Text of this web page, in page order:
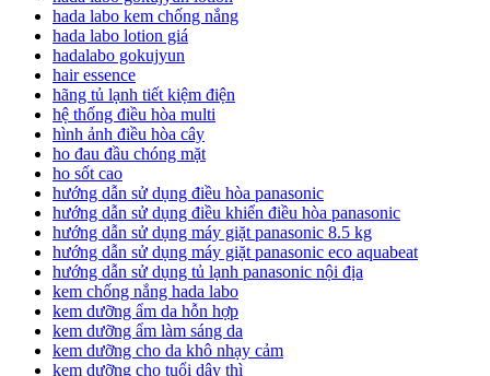
hada labo kem chống nắng
hada labo lotion giá
hadalabo gokujyun
hair essence
hãng tủ lạnh tiết kiệm điện
hệ thống điều hòa multi
hình ảnh điều hòa cây
ho đau đầu chóng mặt
ho sốt cao
hướng dẫn sử dụng điều hòa panasonic
hướng dẫn sử dụng điều khiển điều hòa panasonic
hướng dẫn sử dụng máy giặt panasonic 8.5 kg
hướng dẫn sử dụng máy giặt panasonic eco aquabeat
hướng dẫn sử dụng tủ lạnh panasonic nội địa
kem chống nắng hada labo
kem dưỡng ẩm da hỗn hợp
kem dưỡng ẩm làm sáng da
kem dưỡng cho da khô nhạy cảm
kem dưỡng cho tuổi dậy thì